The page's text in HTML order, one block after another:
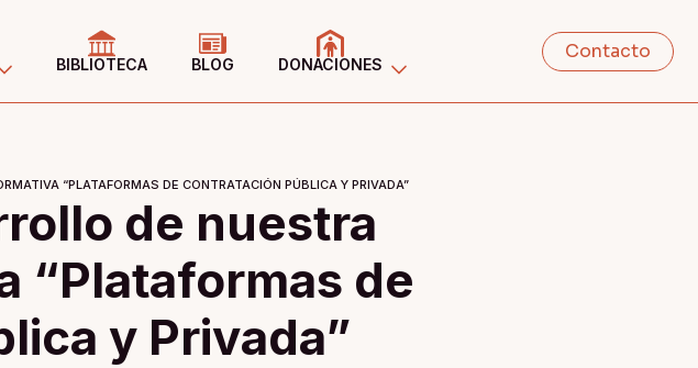
BIBLIOTECA BLOG DONACIONES
Contacto
“PLATAFORMAS DE CONTRATACIÓN PÚBLICA Y PRIVADA”
de nuestra
“Plataformas de
y Privada”